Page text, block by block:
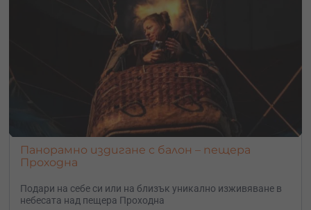
Панорамно издигане с балон – пещера
Проходна
Подари на себе си или на близък уникално изживяване в
небесата над пещера Проходна